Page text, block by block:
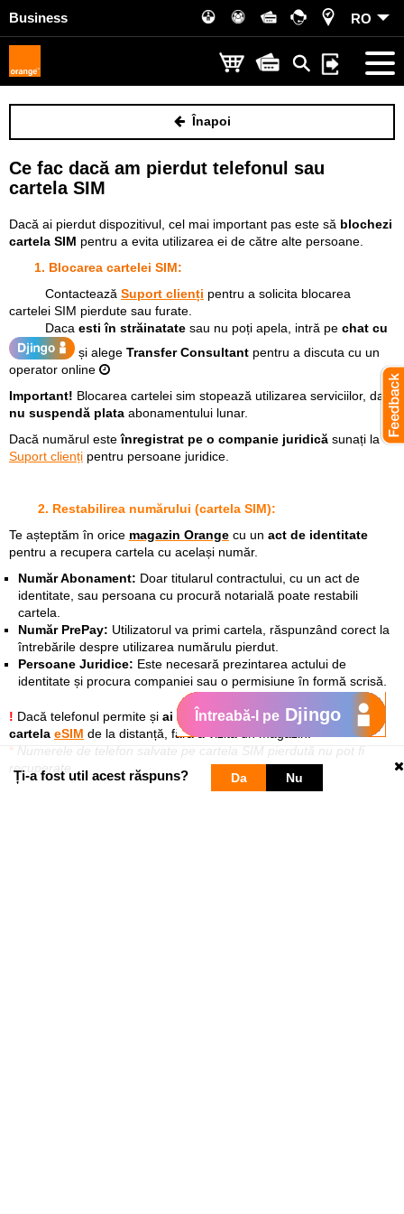
Business RO
Înapoi
Ce fac dacă am pierdut telefonul sau
cartela SIM
Dacă ai pierdut dispozitivul, cel mai important pas este să blochezi
cartela SIM pentru a evita utilizarea ei de către alte persoane.
1. Blocarea cartelei SIM:
Contactează Suport clienți pentru a solicita blocarea
cartelei SIM pierdute sau furate.
Daca esti în străinatate sau nu poți apela, intră pe chat cu
și alege Transfer Consultant pentru a discuta cu un
operator online
Important! Blocarea cartelei sim stopează utilizarea serviciilor, dar
nu suspendă plata abonamentului lunar.
Dacă numărul esteînregistrat pe o companie juridică sunați la
Suport clienți pentru persoane juridice.
2. Restabilirea numărului (cartela SIM):
Te așteptăm în orice magazin Orange cu un act de identitate
pentru a recupera cartela cu același număr.
Număr Abonament: Doar titularul contractului, cu un act de
identitate, sau persoana cu procură notarială poate restabili
cartela.
Număr PrePay: Utilizatorul va primi cartela, răspunzând corect la
întrebările despre utilizarea numărulu pierdut.
Persoane Juridice: Este necesară prezintarea actului de
identitate și procura companiei sau o permisiune în formă scrisă.
! Dacă telefonul permite și ai un cont Orangecreat:poți activa
cartela eSIM de la distanță, fără a vizita un magazin.
* Numerele de telefon salvate pe cartela SIM pierdută nu pot fi
recuperate.
Ți-a fost util acest răspuns? Da Nu
Întreabă-l pe Djingo